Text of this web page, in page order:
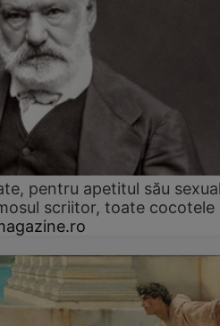
pentru apetitul său
scriitor, toate cocotele